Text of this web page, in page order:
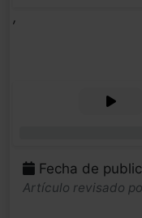
,
Fecha de
Artículo revisado